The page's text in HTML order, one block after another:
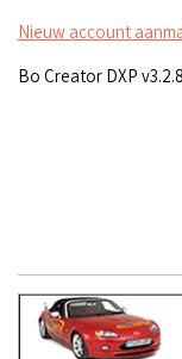
Nieuw account
Bo Creator DXP v3.2.8